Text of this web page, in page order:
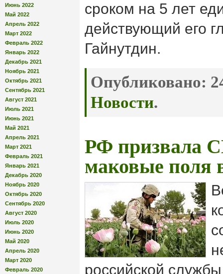
Июнь 2022
Май 2022
Апрель 2022
Март 2022
Февраль 2022
Январь 2022
Декабрь 2021
Ноябрь 2021
Октябрь 2021
Сентябрь 2021
Август 2021
Июль 2021
Июнь 2021
Май 2021
Апрель 2021
Март 2021
Февраль 2021
Январь 2021
Декабрь 2020
Ноябрь 2020
Октябрь 2020
Сентябрь 2020
Август 2020
Июль 2020
Июнь 2020
Май 2020
Апрель 2020
Март 2020
Февраль 2020
сроком на 5 лет
действующий его
Гайнутдин.
Опубликовано:
Новости.
РФ призвала
маковые поля
российской